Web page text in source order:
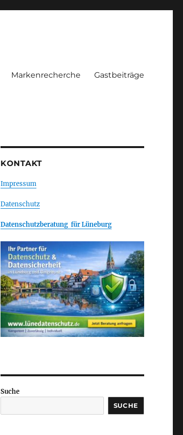
Markenrecherche Gastbeiträge
KONTAKT
Impressum
Datenschutz
Datenschutzberatung für Lüneburg
Suche
SUCHE